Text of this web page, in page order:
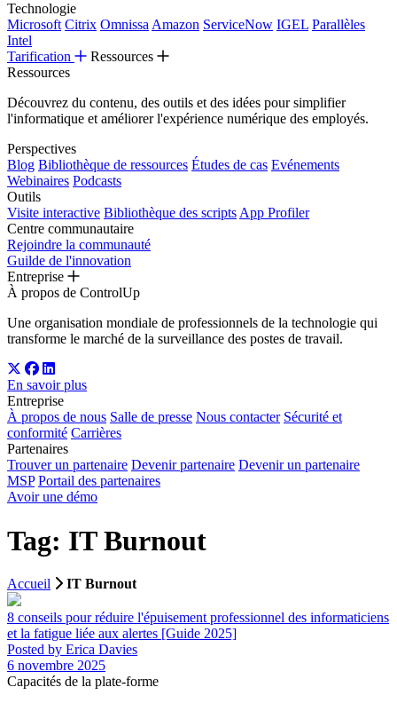
Technologie
Microsoft Citrix Omnissa Amazon ServiceNow IGEL Parallèles
Intel
Tarification
Ressources
Ressources
Découvrez du contenu, des outils et des idées pour simplifier
l'informatique et améliorer l'expérience numérique des employés.
Perspectives
Blog Bibliothèque de ressources Études de cas Evénements
Webinaires Podcasts
Outils
Visite interactive Bibliothèque des scripts App Profiler
Centre communautaire
Rejoindre la communauté
Guilde de l'innovation
Entreprise
À propos de ControlUp
Une organisation mondiale de professionnels de la technologie qui
transforme le marché de la surveillance des postes de travail.
En savoir plus
Entreprise
À propos de nous Salle de presse Nous contacter Sécurité et
conformité Carrières
Partenaires
Trouver un partenaire Devenir partenaire Devenir un partenaire
MSP Portail des partenaires
Avoir une démo
Tag: IT Burnout
Accueil IT Burnout
8 conseils pour réduire l'épuisement professionnel des informaticiens
et la fatigue liée aux alertes [Guide 2025]
Posted by Erica Davies
6 novembre 2025
Capacités de la plate-forme